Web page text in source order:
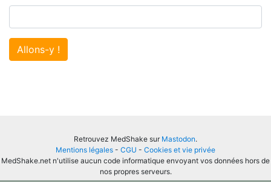
Allons-y !
Retrouvez MedShake sur Mastodon.
Mentions légales - CGU - Cookies et vie privée
MedShake.net n'utilise aucun code informatique envoyant vos données hors de
nos propres serveurs.